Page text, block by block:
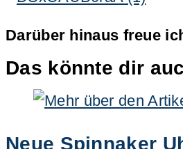
Darüber hinaus freue
Das könnte dir
Neue Spinnaker